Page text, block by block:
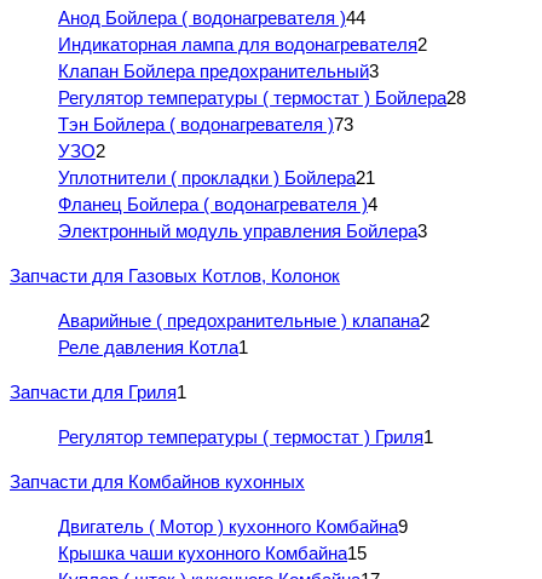
Анод Бойлера ( водонагревателя )44
Индикаторная лампа для водонагревателя2
Клапан Бойлера предохранительный3
Регулятор температуры ( термостат ) Бойлера28
Тэн Бойлера ( водонагревателя )73
УЗО2
Уплотнители ( прокладки ) Бойлера21
Фланец Бойлера ( водонагревателя )4
Электронный модуль управления Бойлера3
Запчасти для Газовых Котлов, Колонок
Аварийные ( предохранительные ) клапана2
Реле давления Котла1
Запчасти для Гриля1
Регулятор температуры ( термостат ) Гриля1
Запчасти для Комбайнов кухонных
Двигатель ( Мотор ) кухонного Комбайна9
Крышка чаши кухонного Комбайна15